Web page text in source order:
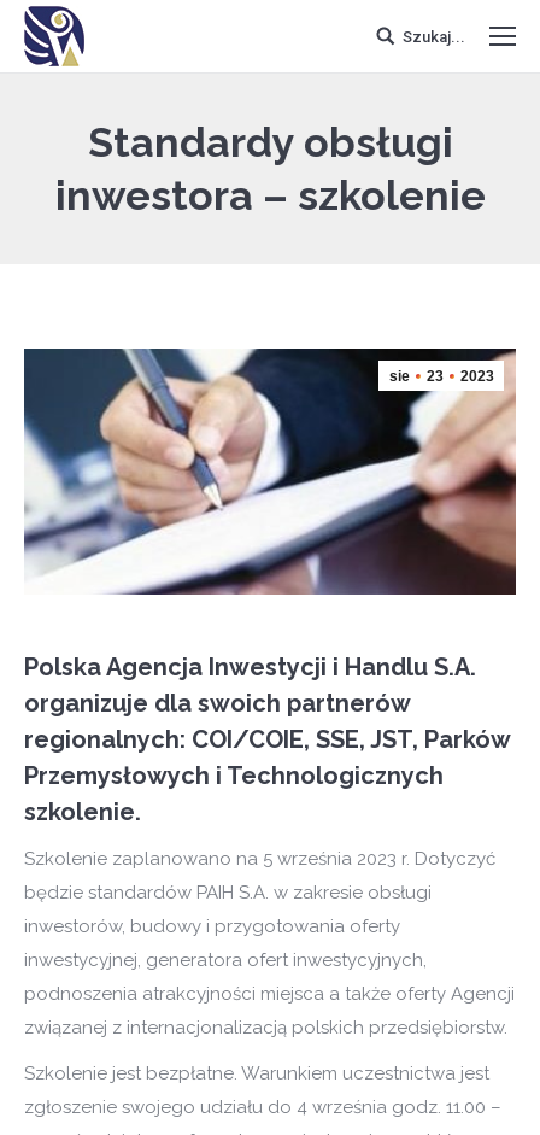
Szukaj...
Standardy obsługi
inwestora – szkolenie
sie 23 2023
Polska Agencja Inwestycji i Handlu S.A.
organizuje dla swoich partnerów
regionalnych: COI/COIE, SSE, JST, Parków
Przemysłowych i Technologicznych
szkolenie.
Szkolenie zaplanowano na 5 września 2023 r. Dotyczyć
będzie standardów PAIH S.A. w zakresie obsługi
inwestorów, budowy i przygotowania oferty
inwestycyjnej, generatora ofert inwestycyjnych,
podnoszenia atrakcyjności miejsca a także oferty Agencji
związanej z internacjonalizacją polskich przedsiębiorstw.
Szkolenie jest bezpłatne. Warunkiem uczestnictwa jest
zgłoszenie swojego udziału do 4 września godz. 11.00 –